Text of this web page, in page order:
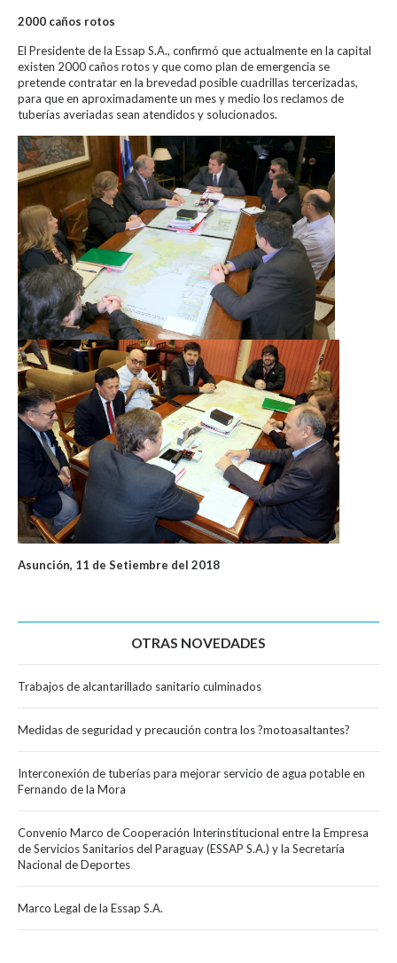
2000 caños rotos
El Presidente de la Essap S.A., confirmó que actualmente en la capital
existen 2000 caños rotos y que como plan de emergencia se
pretende contratar en la brevedad posible cuadrillas tercerizadas,
para que en aproximadamente un mes y medio los reclamos de
tuberías averiadas sean atendidos y solucionados.
Asunción, 11 de Setiembre del 2018
OTRAS NOVEDADES
Trabajos de alcantarillado sanitario culminados
Medidas de seguridad y precaución contra los ?motoasaltantes?
Interconexión de tuberías para mejorar servicio de agua potable en
Fernando de la Mora
Convenio Marco de Cooperación Interinstitucional entre la Empresa
de Servicios Sanitarios del Paraguay (ESSAP S.A.) y la Secretaría
Nacional de Deportes
Marco Legal de la Essap S.A.